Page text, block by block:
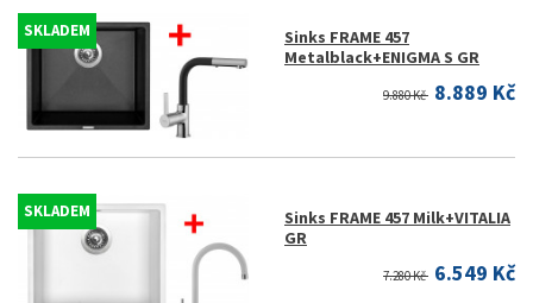
SKLADEM
Sinks FRAME 457
Metalblack+ENIGMA S GR
9.880 Kč 8.889 Kč
SKLADEM
Sinks FRAME 457 Milk+VITALIA
GR
7.280 Kč 6.549 Kč